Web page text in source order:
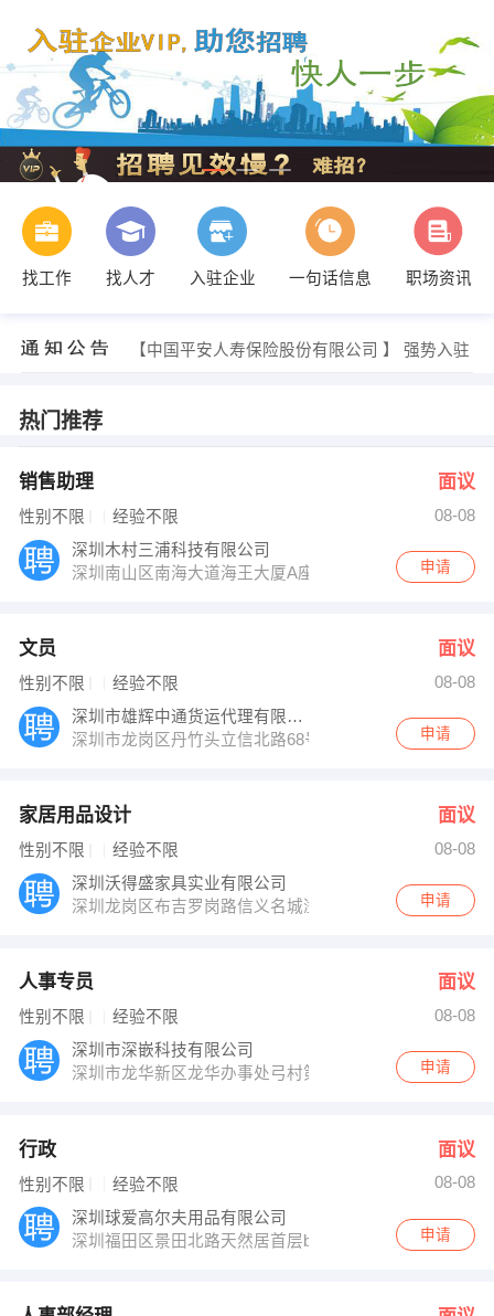
找工作 找人才 入驻企业 一句话信息 职场资讯
【中国平安人寿保险股份有限公司 】 强势入驻
周经理 发布 [人事专员 ] 招聘信息
刘先生 发布 [行政 ] 招聘信息
【中国平安人寿保险股份有限公司 】 强势入驻
热门推荐
销售助理 面议
性别不限 经验不限
08-08
深圳木村三浦科技有限公司
深圳南山区南海大道海王大厦A座19E
申请
文员 面议
性别不限 经验不限
08-08
深圳市雄辉中通货运代理有限公司
深圳市龙岗区丹竹头立信北路68号仙桃园工业区对面
申请
家居用品设计 面议
性别不限 经验不限
08-08
深圳沃得盛家具实业有限公司
深圳龙岗区布吉罗岗路信义名城溢芳园B栋1009 申请
人事专员 面议
性别不限 经验不限
08-08
深圳市深嵌科技有限公司
深圳市龙华新区龙华办事处弓村第二工业园5楼3层301号
申请
行政 面议
性别不限 经验不限
08-08
深圳球爱高尔夫用品有限公司
深圳福田区景田北路天然居首层b座6号旁
申请